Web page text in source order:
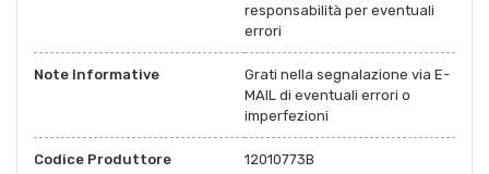
responsabilità per eventuali
errori
Note Informative
Grati nella segnalazione via E-
MAIL di eventuali errori o
imperfezioni
Codice Produttore 12010773B